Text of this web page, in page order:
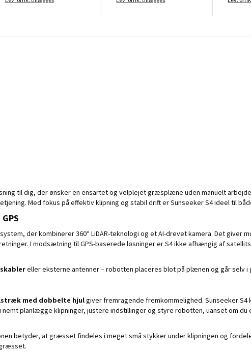
til dig, der ønsker en ensartet og velplejet græsplæne uden manuelt
Med fokus på effektiv klipning og stabil drift er Sunseeker S4 ideel til
der kombinerer 360° LiDAR-teknologi og et AI-drevet kamera. Det giver
I modsætning til GPS-baserede løsninger er S4 ikke afhængig af
eller eksterne antenner – robotten placeres blot på plænen og går selv i
med dobbelte hjulgiver fremragende fremkommelighed. Sunseeker S4
planlægge klipninger, justere indstillinger og styre robotten, uanset om
betyder, at græsset findeles i meget små stykker under klipningen og